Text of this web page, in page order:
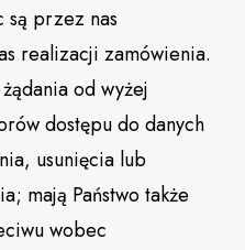
są przez nas
realizacji zamówienia.
od wyżej
dostępu do danych
usunięcia lub
mają Państwo także
wobec